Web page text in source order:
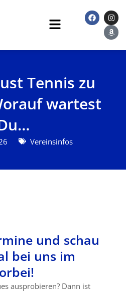
Main
F
a
c
o
I
n
s
t
a
g
A
m
a
z
o
n
Tennis zu
wartest
Vereinsinfos
und schau
bei uns im
ausprobieren? Dann ist